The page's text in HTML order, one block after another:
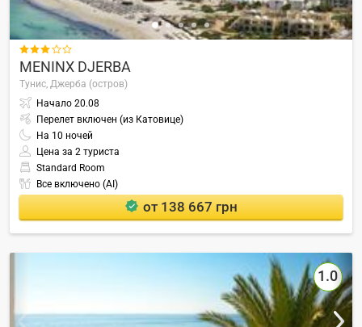

MENINX DJERBA
Тунис, Джерба (остров)
Начало 20.08
Перелет включен (из Катовице)
На 10 ночей
Цена за 2 туриста
Standard Room
Все включено (AI)
от 138 667 грн
1.0